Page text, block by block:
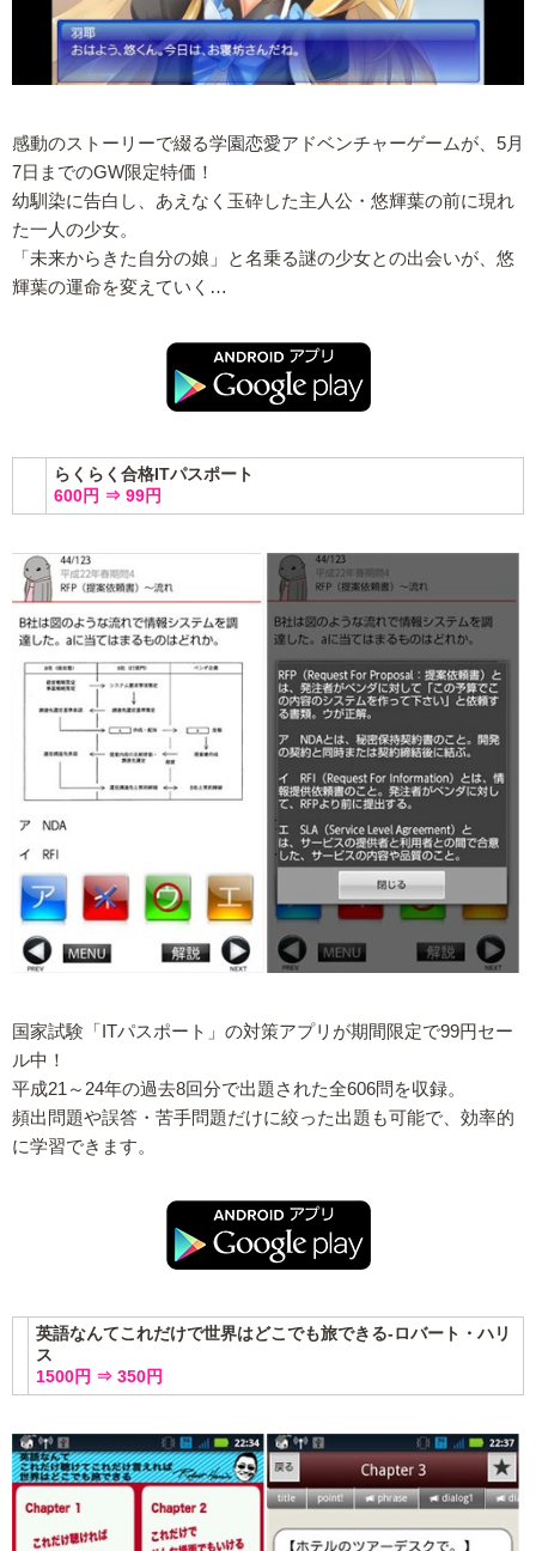
感動のストーリーで綴る学園恋愛アドベンチャーゲームが、5月
7日までのGW限定特価！
幼馴染に告白し、あえなく玉砕した主人公・悠輝葉の前に現れ
た一人の少女。
「未来からきた自分の娘」と名乗る謎の少女との出会いが、悠
輝葉の運命を変えていく…
らくらく合格ITパスポート
600円 ⇒ 99円
国家試験「ITパスポート」の対策アプリが期間限定で99円セー
ル中！
平成21～24年の過去8回分で出題された全606問を収録。
頻出問題や誤答・苦手問題だけに絞った出題も可能で、効率的
に学習できます。
英語なんてこれだけで世界はどこでも旅できる-ロバート・ハリ
ス
1500円 ⇒ 350円